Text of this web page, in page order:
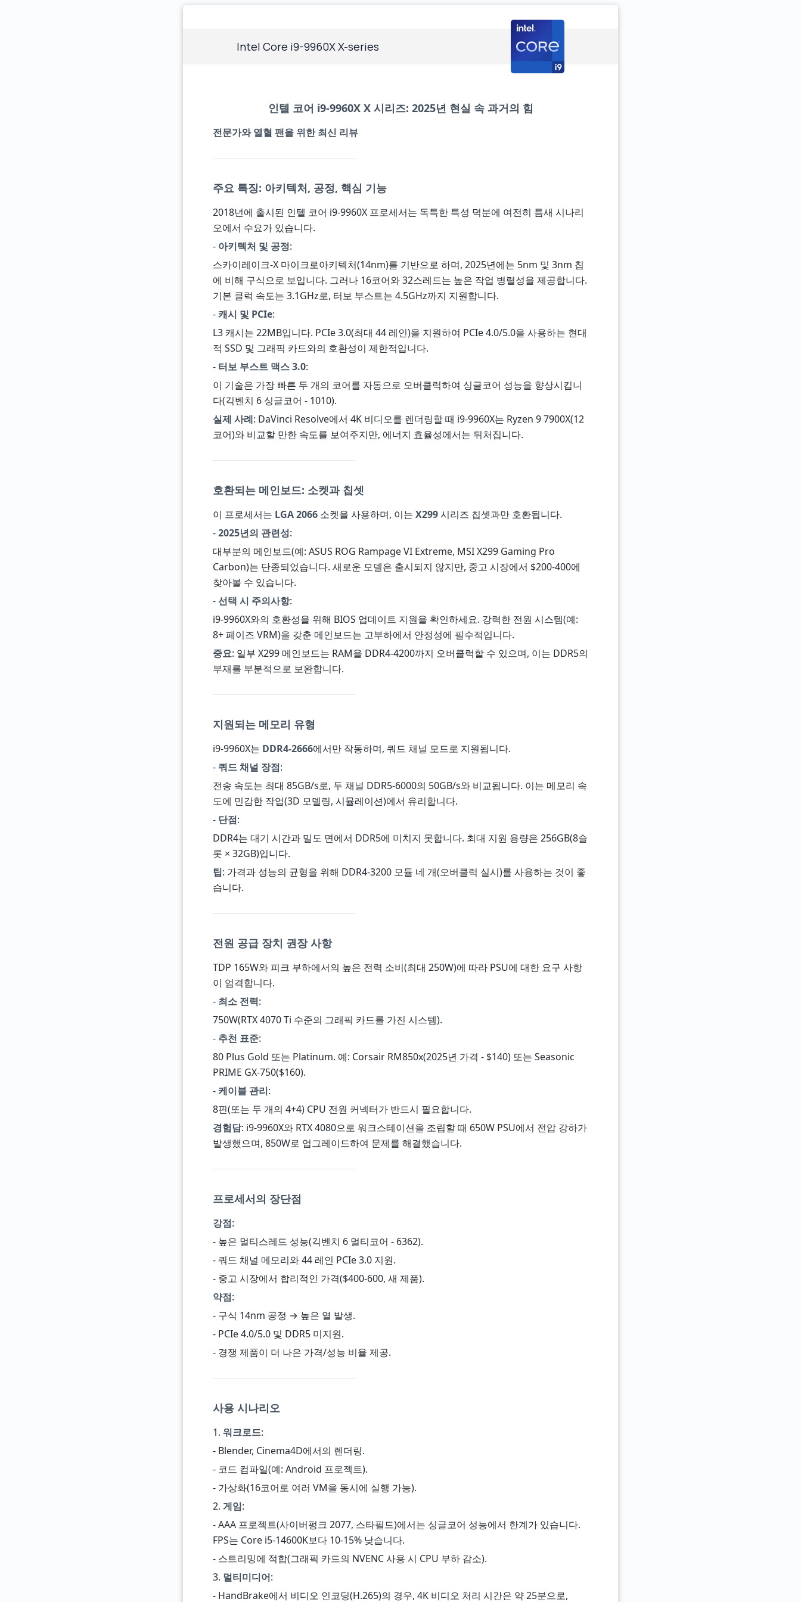
Intel Core i9-9960X X-series
인텔 코어 i9-9960X X 시리즈: 2025년 현실 속 과거의 힘
전문가와 열혈 팬을 위한 최신 리뷰
주요 특징: 아키텍처, 공정, 핵심 기능
2018년에 출시된 인텔 코어 i9-9960X 프로세서는 독특한 특성 덕분에 여전히 틈새 시나리
오에서 수요가 있습니다.
- 아키텍처 및 공정:
스카이레이크-X 마이크로아키텍처(14nm)를 기반으로 하며, 2025년에는 5nm 및 3nm 칩
에 비해 구식으로 보입니다. 그러나 16코어와 32스레드는 높은 작업 병렬성을 제공합니다.
기본 클럭 속도는 3.1GHz로, 터보 부스트는 4.5GHz까지 지원합니다.
-캐시 및 PCIe:
L3 캐시는 22MB입니다. PCIe 3.0(최대 44 레인)을 지원하여 PCIe 4.0/5.0을 사용하는 현대
적 SSD 및 그래픽 카드와의 호환성이 제한적입니다.
- 터보 부스트 맥스 3.0:
이 기술은 가장 빠른 두 개의 코어를 자동으로 오버클럭하여 싱글코어 성능을 향상시킵니
다(긱벤치 6 싱글코어 - 1010).
실제 사례: DaVinci Resolve에서 4K 비디오를 렌더링할 때 i9-9960X는 Ryzen 9 7900X(12
코어)와 비교할 만한 속도를 보여주지만, 에너지 효율성에서는 뒤처집니다.
호환되는 메인보드: 소켓과 칩셋
이 프로세서는 LGA 2066 소켓을 사용하며, 이는 X299시리즈 칩셋과만 호환됩니다.
-2025년의 관련성:
대부분의 메인보드(예: ASUS ROG Rampage VI Extreme, MSI X299 Gaming Pro
Carbon)는 단종되었습니다. 새로운 모델은 출시되지 않지만, 중고 시장에서 $200-400에
찾아볼 수 있습니다.
- 선택 시 주의사항:
i9-9960X와의 호환성을 위해 BIOS 업데이트 지원을 확인하세요. 강력한 전원 시스템(예:
8+ 페이즈 VRM)을 갖춘 메인보드는 고부하에서 안정성에 필수적입니다.
중요: 일부 X299 메인보드는 RAM을 DDR4-4200까지 오버클럭할 수 있으며, 이는 DDR5의
부재를 부분적으로 보완합니다.
지원되는 메모리 유형
i9-9960X는 DDR4-2666에서만 작동하며, 쿼드 채널 모드로 지원됩니다.
-쿼드 채널 장점:
전송 속도는 최대 85GB/s로, 두 채널 DDR5-6000의 50GB/s와 비교됩니다. 이는 메모리 속
도에 민감한 작업(3D 모델링, 시뮬레이션)에서 유리합니다.
- 단점:
DDR4는 대기 시간과 밀도 면에서 DDR5에 미치지 못합니다. 최대 지원 용량은 256GB(8슬
롯 × 32GB)입니다.
팁: 가격과 성능의 균형을 위해 DDR4-3200 모듈 네 개(오버클럭 실시)를 사용하는 것이 좋
습니다.
전원 공급 장치 권장 사항
TDP 165W와 피크 부하에서의 높은 전력 소비(최대 250W)에 따라 PSU에 대한 요구 사항
이 엄격합니다.
- 최소 전력:
750W(RTX 4070 Ti 수준의 그래픽 카드를 가진 시스템).
- 추천 표준:
80 Plus Gold 또는 Platinum. 예: Corsair RM850x(2025년 가격 - $140) 또는 Seasonic
PRIME GX-750($160).
-케이블 관리:
8핀(또는 두 개의 4+4) CPU 전원 커넥터가 반드시 필요합니다.
경험담: i9-9960X와 RTX 4080으로 워크스테이션을 조립할 때 650W PSU에서 전압 강하가
발생했으며, 850W로 업그레이드하여 문제를 해결했습니다.
프로세서의 장단점
강점:
- 높은 멀티스레드 성능(긱벤치 6 멀티코어 - 6362).
- 쿼드 채널 메모리와 44 레인 PCIe 3.0 지원.
- 중고 시장에서 합리적인 가격($400-600, 새 제품).
약점:
- 구식 14nm 공정 → 높은 열 발생.
- PCIe 4.0/5.0 및 DDR5 미지원.
- 경쟁 제품이 더 나은 가격/성능 비율 제공.
사용 시나리오
1. 워크로드:
- Blender, Cinema4D에서의 렌더링.
- 코드 컴파일(예: Android 프로젝트).
- 가상화(16코어로 여러 VM을 동시에 실행 가능).
2. 게임:
- AAA 프로젝트(사이버펑크 2077, 스타필드)에서는 싱글코어 성능에서 한계가 있습니다.
FPS는 Core i5-14600K보다 10-15% 낮습니다.
- 스트리밍에 적합(그래픽 카드의 NVENC 사용 시 CPU 부하 감소).
3. 멀티미디어:
- HandBrake에서 비디오 인코딩(H.265)의 경우, 4K 비디오 처리 시간은 약 25분으로,